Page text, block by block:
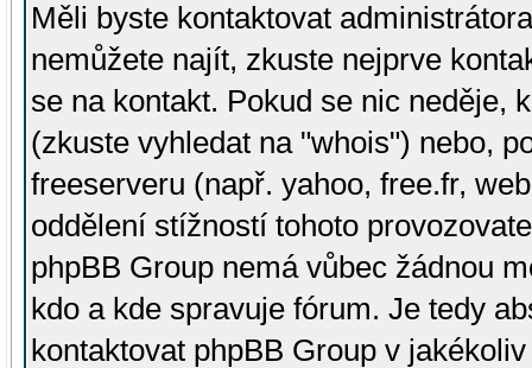
Měli byste kontaktovat
nemůžete najít, zkuste nejprve
se na kontakt. Pokud se nic neděje,
(zkuste vyhledat na "whois") nebo,
freeserveru (např. yahoo, free.fr,
oddělení stížností tohoto
phpBB Group nemá vůbec žádnou
kdo a kde spravuje fórum. Je tedy
kontaktovat phpBB Group v